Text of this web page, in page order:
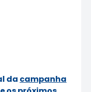
da campanha